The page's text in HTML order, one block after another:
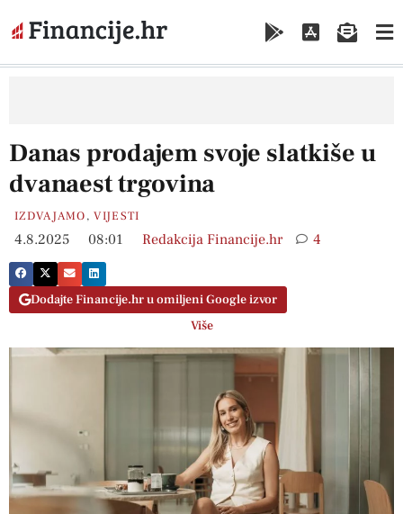
Danas prodajem svoje slatkiše u
dvanaest trgovina
IZDVAJAMO,VIJESTI
4.8.2025 08:01 Redakcija Financije.hr 4
Dodajte Financije.hr u omiljeni Google izvor
Više